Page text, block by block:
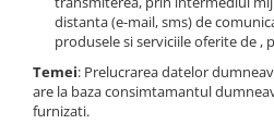
Abtibilduri - Etichete
Girofar
Piese electrice
Piese Vogele
Piese Yuchai
Piese Zeppelin
Piese Schaeff
distanta (e-mail, sms) de
produsele si serviciile oferite de ,
Temei: Prelucrarea datelor
are la baza consimtamantul
furnizati.